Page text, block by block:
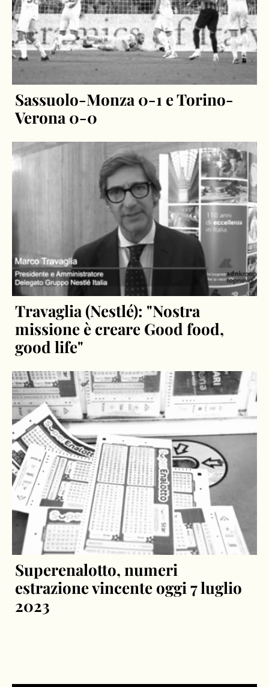
Sassuolo-Monza 0-1 e Torino-
Verona 0-0
Travaglia (Nestlé): "Nostra
missione è creare Good food,
good life"
Superenalotto, numeri
estrazione vincente oggi 7 luglio
2023